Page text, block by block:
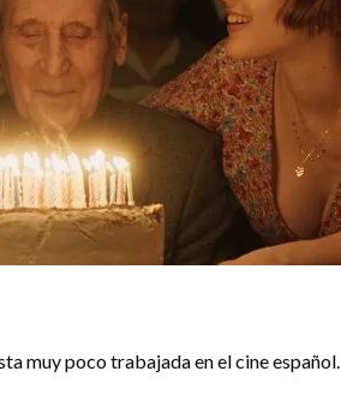
muy poco trabajada en el cine español.